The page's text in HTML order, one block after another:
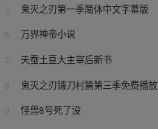
5 鬼灭之刃第一季简体中文字幕版
6 万界神帝小说
7 天蚕土豆大主宰后新书
8 鬼灭之刃锻刀村篇第三季免费播放
9 怪兽8号死了没